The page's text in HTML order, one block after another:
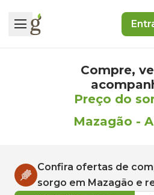
Compre,
Preço do
Mazagão -
Confira ofertas de
sorgo em Mazagão e